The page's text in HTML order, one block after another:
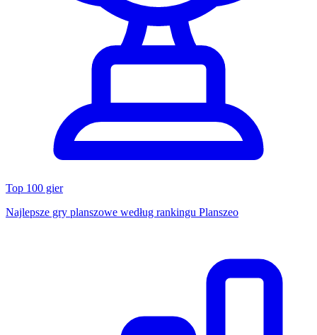
Top 100 gier
Najlepsze gry planszowe według rankingu Planszeo